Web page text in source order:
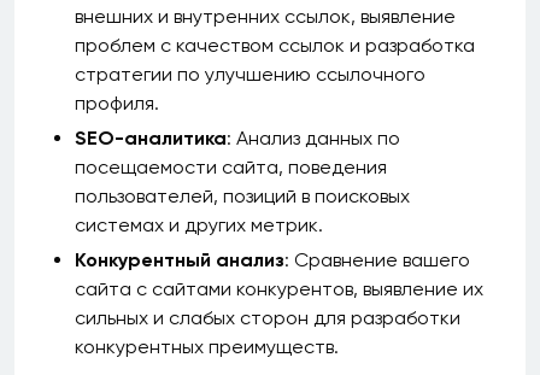
внешних и внутренних ссылок, выявление
проблем с качеством ссылок и разработка
стратегии по улучшению ссылочного
профиля.
SEO-аналитика: Анализ данных по
посещаемости сайта, поведения
пользователей, позиций в поисковых
системах и других метрик.
Конкурентный анализ: Сравнение вашего
сайта с сайтами конкурентов, выявление их
сильных и слабых сторон для разработки
конкурентных преимуществ.